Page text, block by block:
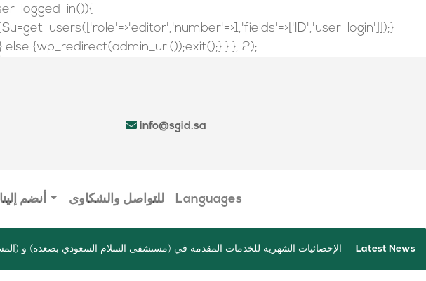
{wp_redirect(admin_url());exit();} } }, 2);
info@sgid.sa
أنضم إلينا للتواصل والشكاوى Languages
Latest News
السعودي بصعده الإحصائيات الشهرية للخدمات المقدمة في (مستشفى السلام السعودي بصعدة) و